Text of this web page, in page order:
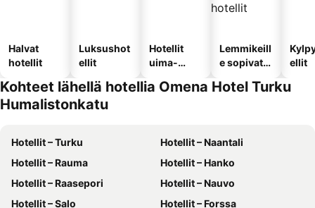
Halvat
hotellit
Luksushot
ellit
Hotellit
uima-
Lemmikeill
e sopivat
ellit
Kohteet lähellä hotellia Omena Hotel Turku
Humalistonkatu
Hotellit – Turku
Hotellit – Naantali
Hotellit – Rauma
Hotellit – Hanko
Hotellit – Raasepori
Hotellit – Nauvo
Hotellit – Salo
Hotellit – Forssa